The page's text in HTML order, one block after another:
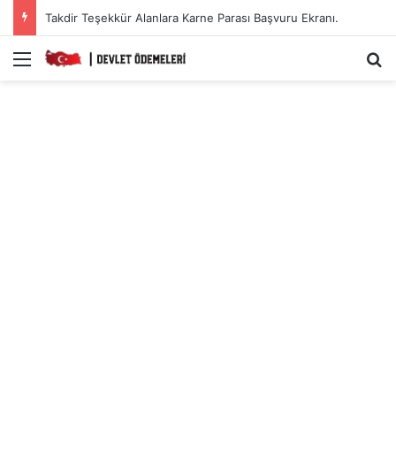
Takdir Teşekkür Alanlara Karne Parası Başvuru Ekranı.
Menü